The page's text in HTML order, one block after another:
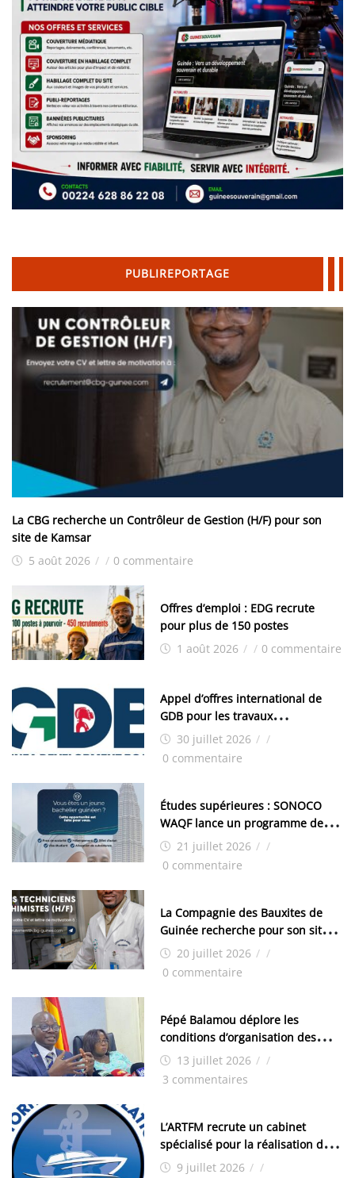
PUBLIREPORTAGE
La CBG recherche un Contrôleur de Gestion (H/F) pour son
site de Kamsar
5 août 2026 / / 0 commentaire
Offres d’emploi : EDG recrute
pour plus de 150 postes
1 août 2026 / / 0 commentaire
Appel d’offres international de
GDB pour les travaux
d’aménagement de la zone
industrielle de FANDJE (PAZIF)
30 juillet 2026 / /
0 commentaire
Études supérieures : SONOCO
WAQF lance un programme de
bourses pour la Malaisie
21 juillet 2026 / /
0 commentaire
La Compagnie des Bauxites de
Guinée recherche pour son site
de Kamsar des techniciens
chimistes (H/F)
20 juillet 2026 / /
0 commentaire
Pépé Balamou déplore les
conditions d’organisation des
examens nationaux : « Si ce sont
les élections, on trouve tous les
13 juillet 2026 / /
3 commentaires
L’ARTFM recrute un cabinet
spécialisé pour la réalisation des
études techniques
9 juillet 2026 / /